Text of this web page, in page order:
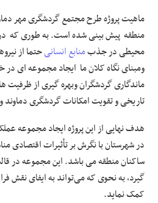
ماهیت پروژه طرح مجتمع گردشگری مهر
منطقه پیش بینی شده است. به طوری که
محیطی در جذبمنابع انسانیحتما از
ومبنای نگاه کلان ما ایجاد مجموعه ای در
ماندگاری گردشگران وبهره گیری از
تاریخی و تقویت امکانات گردشگری
هدف نهایی از این پروژه ایجاد مجموعه
در شهرستان با نگرش بر تأثیرات اقتصادی
ساکنان منطقه می باشد. این مجموعه در
گیرد، به نحوی که می‌تواند به ایفای نقش
کمک نماید.